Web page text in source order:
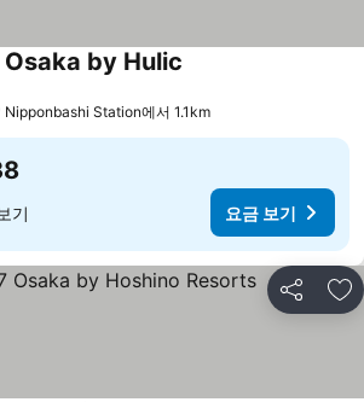
by Hulic
Nipponbashi Station에서 1.1km
기 요금 보기
공유 즐